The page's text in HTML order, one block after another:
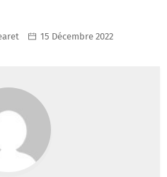
15 Décembre 2022